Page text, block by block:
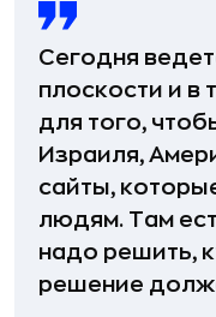
Сегодня
плоскости и в
для того,
Израиля,
сайты,
людям. Там
надо решить,
решение